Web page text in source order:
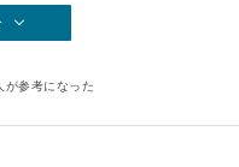
が参考になった